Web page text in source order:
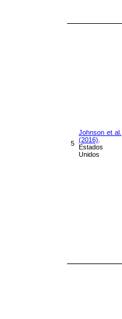
5
Johnson et al.
(2016).
Estados
Unidos